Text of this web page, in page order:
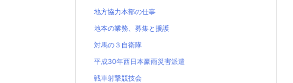
地方協力本部の仕事
地本の業務、募集と援護
対馬の３自衛隊
平成30年西日本豪雨災害派遣
戦車射撃競技会